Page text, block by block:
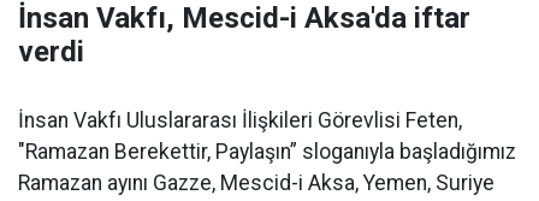
İnsan Vakfı, Mescid-i Aksa'da iftar
verdi
İnsan Vakfı Uluslararası İlişkileri Görevlisi Feten,
"Ramazan Berekettir, Paylaşın” sloganıyla başladığımız
Ramazan ayını Gazze, Mescid-i Aksa, Yemen, Suriye